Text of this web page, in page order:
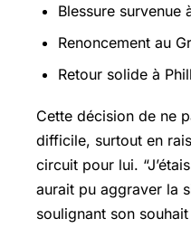
Blessure survenue
Renoncement au
Retour solide à
Cette décision de ne
difficile, surtout en
circuit pour lui.
aurait pu aggraver la
soulignant son